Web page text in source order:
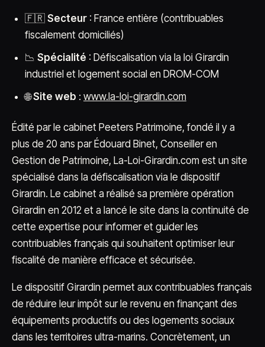
🇫🇷 Secteur : France entière (contribuables
fiscalement domiciliés)
📉 Spécialité : Défiscalisation via la loi Girardin
industriel et logement social en DROM-COM
🌐Site web : www.la-loi-girardin.com
Édité par le cabinet Peeters Patrimoine, fondé il y a
plus de 20 ans par Édouard Binet, Conseiller en
Gestion de Patrimoine, La-Loi-Girardin.com est un site
spécialisé dans la défiscalisation via le dispositif
Girardin. Le cabinet a réalisé sa première opération
Girardin en 2012 et a lancé le site dans la continuité de
cette expertise pour informer et guider les
contribuables français qui souhaitent optimiser leur
fiscalité de manière efficace et sécurisée.
Le dispositif Girardin permet aux contribuables français
de réduire leur impôt sur le revenu en finançant des
équipements productifs ou des logements sociaux
dans les territoires ultra-marins. Concrètement, un